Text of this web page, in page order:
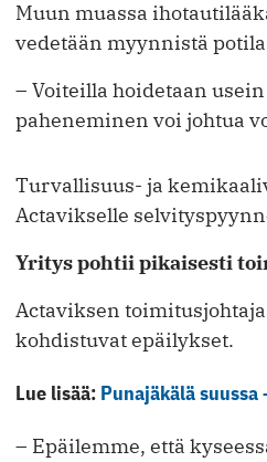
Muun muassa
vedetään myynnistä
– Voiteilla hoidetaan
paheneminen voi johtua
Turvallisuus- ja
Actavikselle
Yritys pohtii pikaisesti
Actaviksen toimitusjohtaja
kohdistuvat epäilykset.
Lue lisää: Punajäkälä
– Epäilemme, että